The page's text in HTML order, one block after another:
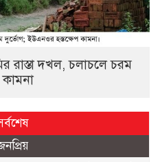
রাস্তা দখল, চলাচলে চরম